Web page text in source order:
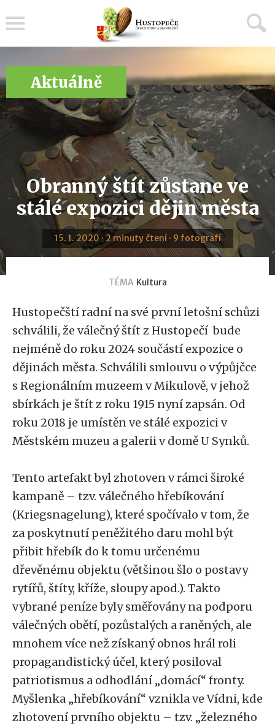
Aktuálně
Obranný štít zůstane ve
stálé expozici dějin města
15. 1. 2020 · 2 minuty čtení · 9 fotografí
TÉMA Kultura
Hustopečští radní na své první letošní schůzi
schválili, že válečný štít z Hustopečí bude
nejméně do roku 2024 součástí expozice o
dějinách města. Schválili smlouvu o výpůjčce
s Regionálním muzeem v Mikulově, v jehož
sbírkách je štít z roku 1915 nyní zapsán. Od
roku 2018 je umístěn ve stálé expozici v
Městském muzeu a galerii v domě U Synků.
Tento artefakt byl zhotoven v rámci široké
kampaně – tzv. válečného hřebíkování
(Kriegsnagelung), které spočívalo v tom, že
za poskytnutí peněžitého daru mohl být
přibit hřebík do k tomu určenému
dřevěnému objektu (většinou šlo o postavy
rytířů, štíty, kříže, sloupy apod.). Takto
vybrané peníze byly směřovány na podporu
válečných obětí, pozůstalých a raněných, ale
mnohem více než získaný obnos hrál roli
propagandistický účel, který posiloval
patriotismus a odhodlání „domácí“ fronty.
Myšlenka „hřebíkování“ vznikla ve Vídni, kde
zhotovení prvního objektu – tzv. „železného